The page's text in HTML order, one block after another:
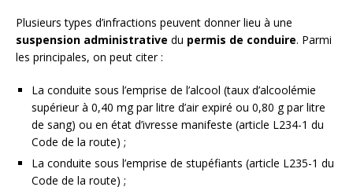
Plusieurs types d’infractions peuvent donner lieu à une
suspension administrative du permis de conduire. Parmi
les principales, on peut citer :
La conduite sous l’emprise de l’alcool (taux d’alcoolémie
supérieur à 0,40 mg par litre d’air expiré ou 0,80 g par litre
de sang) ou en état d’ivresse manifeste (article L234-1 du
Code de la route) ;
La conduite sous l’emprise de stupéfiants (article L235-1 du
Code de la route) ;